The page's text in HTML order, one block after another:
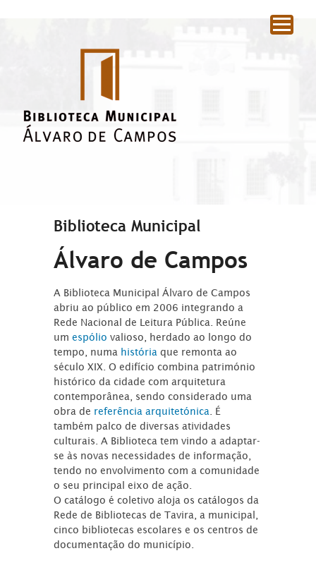
Biblioteca Municipal
Álvaro de Campos
A Biblioteca Municipal Álvaro de Campos
abriu ao público em 2006 integrando a
Rede Nacional de Leitura Pública. Reúne
umespóliovalioso, herdado ao longo do
tempo, numa história que remonta ao
século XIX. O edifício combina património
histórico da cidade com arquitetura
contemporânea, sendo considerado uma
obra de referência arquitetónica . É
também palco de diversas atividades
culturais. A Biblioteca tem vindo a adaptar-
se às novas necessidades de informação,
tendo no envolvimento com a comunidade
o seu principal eixo de ação.
O catálogo é coletivo aloja os catálogos da
Rede de Bibliotecas de Tavira, a municipal,
cinco bibliotecas escolares e os centros de
documentação do município.